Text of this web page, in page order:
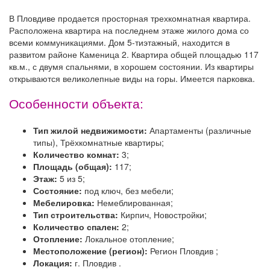
В Пловдиве продается просторная трехкомнатная квартира.
Расположена квартира на последнем этаже жилого дома со
всеми коммуникациями. Дом 5-тиэтажный, находится в
развитом районе Каменица 2. Квартира общей площадью 117
кв.м., с двумя спальнями, в хорошем состоянии. Из квартиры
открываются великолепные виды на горы. Имеется парковка.
Особенности объекта:
Тип жилой недвижимости: Апартаменты (различные
типы), Трёхкомнатные квартиры;
Количество комнат: 3;
Площадь (общая): 117;
Этаж: 5 из 5;
Состояние: под ключ, без мебели;
Мебелировка: Немеблированная;
Тип строительства: Кирпич, Новостройки;
Количество спален: 2;
Отопление: Локальное отопление;
Местоположение (регион): Регион Пловдив ;
Локация: г. Пловдив .